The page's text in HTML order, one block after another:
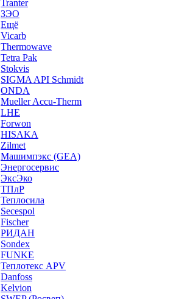
Tranter
ЗЭО
Ещё
Vicarb
Thermowave
Tetra Pak
Stokvis
SIGMA API Schmidt
ONDA
Mueller Accu-Therm
LHE
Forwon
HISAKA
Zilmet
Машимпэкс (GEA)
Энергосервис
ЭксЭко
ТПлР
Теплосила
Secespol
Fischer
РИДАН
Sondex
FUNKE
Теплотекс APV
Danfoss
Kelvion